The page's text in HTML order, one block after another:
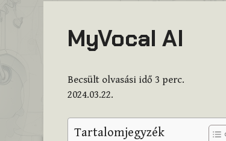
MyVocal AI
Becsült olvasási idő 3 perc.
2024.03.22.
Tartalomjegyzék